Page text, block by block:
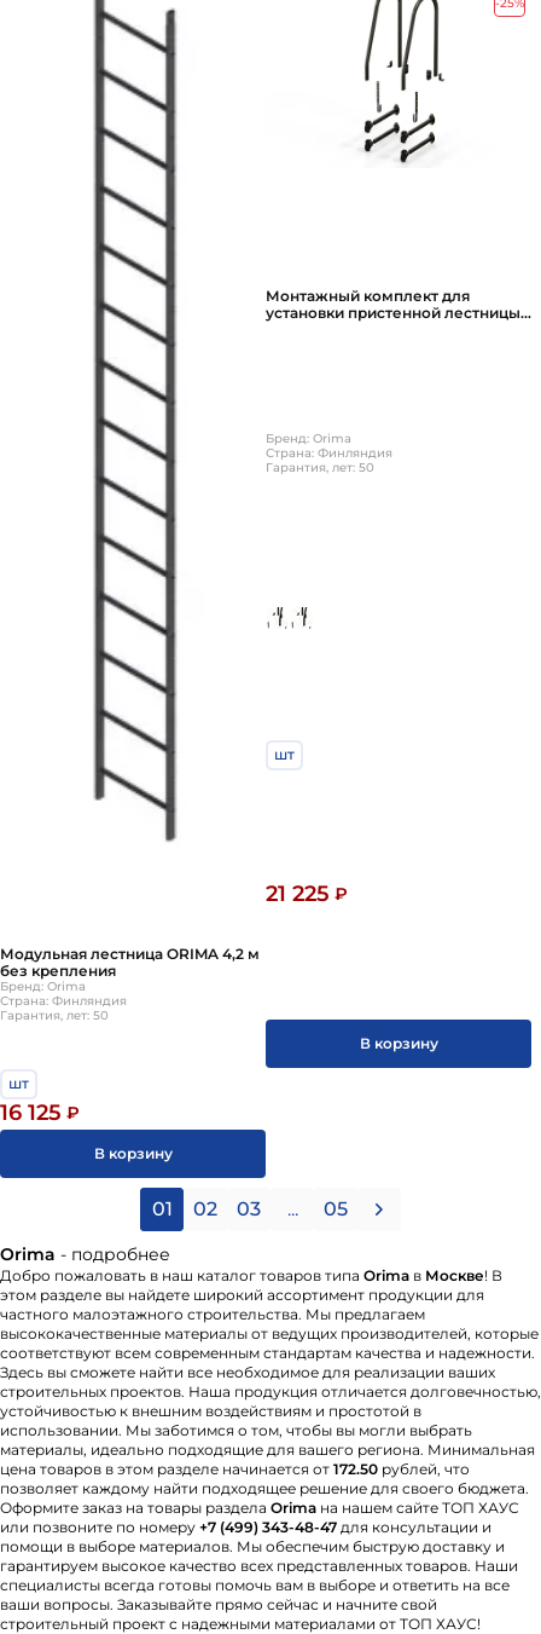
Модульная лестница ORIMA 4,2 м
без крепления
Бренд: Orima
Страна: Финляндия
Гарантия, лет: 50
шт
16 125 ₽
В корзину
-25%
Монтажный комплект для
установки пристенной лестницы
Бренд: Orima
Страна: Финляндия
Гарантия, лет: 50
шт
21 225 ₽
В корзину
01 02 03 ... 05
Orima - подробнее
Добро пожаловать в наш каталог товаров типа Orima в Москве! В
этом разделе вы найдете широкий ассортимент продукции для
частного малоэтажного строительства. Мы предлагаем
высококачественные материалы от ведущих производителей, которые
соответствуют всем современным стандартам качества и надежности.
Здесь вы сможете найти все необходимое для реализации ваших
строительных проектов. Наша продукция отличается долговечностью,
устойчивостью к внешним воздействиям и простотой в
использовании. Мы заботимся о том, чтобы вы могли выбрать
материалы, идеально подходящие для вашего региона. Минимальная
цена товаров в этом разделе начинается от 172.50 рублей, что
позволяет каждому найти подходящее решение для своего бюджета.
Оформите заказ на товары раздела Orima на нашем сайте ТОП ХАУС
или позвоните по номеру +7 (499) 343-48-47 для консультации и
помощи в выборе материалов. Мы обеспечим быструю доставку и
гарантируем высокое качество всех представленных товаров. Наши
специалисты всегда готовы помочь вам в выборе и ответить на все
ваши вопросы. Заказывайте прямо сейчас и начните свой
строительный проект с надежными материалами от ТОП ХАУС!